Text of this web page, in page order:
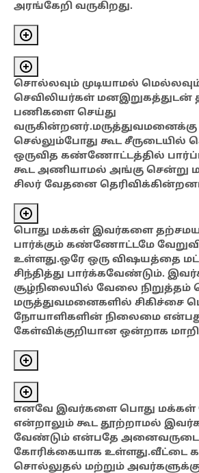
அரங்கேறி வருகிறது.
சொல்லவும் முடியாமல்
செவிலியர்கள்
பணிகளை செய்து
வருகின்றனர்.மருத்துவமனைக்கு
செல்லும்போது கூட
ஒருவித கண்ணோட்டத்தில்
கூட அணியாமல் அங்கு சென்று
சிலர் வேதனை
பொது மக்கள் இவர்களை
பார்க்கும் கண்ணோட்டமே
உள்ளது.ஒரே ஒரு விஷயத்தை
சிந்தித்து பார்க்கவேண்டும்.
சூழ்நிலையில் வேலை நிறுத்தம்
மருத்துவமனைகளில் சிகிச்சை
நோயாளிகளின் நிலைமை
கேள்விக்குறியான ஒன்றாக
எனவே இவர்களை பொது
என்றாலும் கூட தூற்றாமல்
வேண்டும் என்பதே
கோரிக்கையாக உள்ளது.வீட்டை
சொல்லுதல் மற்றும் அவர்களுக்கு